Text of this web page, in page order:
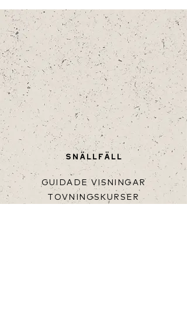
SNÄLLFÄLL
GUIDADE VISNINGAR
TOVNINGSKURSER